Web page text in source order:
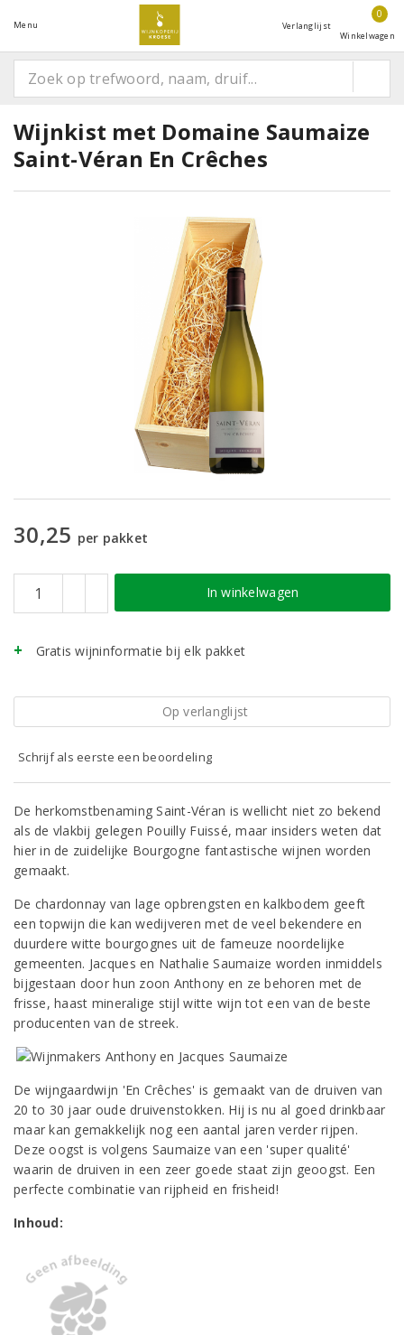
Menu Verlanglijst
0
Winkelwagen
Wijnkist met Domaine Saumaize
Saint-Véran En Crêches
30,25 per pakket
In winkelwagen
Gratis wijninformatie bij elk pakket
Op verlanglijst
Schrijf als eerste een beoordeling
De herkomstbenaming Saint-Véran is wellicht niet zo bekend
als de vlakbij gelegen Pouilly Fuissé, maar insiders weten dat
hier in de zuidelijke Bourgogne fantastische wijnen worden
gemaakt.
De chardonnay van lage opbrengsten en kalkbodem geeft
een topwijn die kan wedijveren met de veel bekendere en
duurdere witte bourgognes uit de fameuze noordelijke
gemeenten. Jacques en Nathalie Saumaize worden inmiddels
bijgestaan door hun zoon Anthony en ze behoren met de
frisse, haast mineralige stijl witte wijn tot een van de beste
producenten van de streek.
De wijngaardwijn 'En Crêches' is gemaakt van de druiven van
20 to 30 jaar oude druivenstokken. Hij is nu al goed drinkbaar
maar kan gemakkelijk nog een aantal jaren verder rijpen.
Deze oogst is volgens Saumaize van een 'super qualité'
waarin de druiven in een zeer goede staat zijn geoogst. Een
perfecte combinatie van rijpheid en frisheid!
Inhoud: